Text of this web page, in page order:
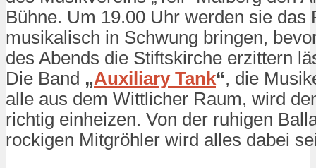
Bühne. Um 19.00 Uhr werden sie das
musikalisch in Schwung bringen,
des Abends die Stiftskirche erzittern
Die Band „Auxiliary Tank“, die
alle aus dem Wittlicher Raum, wird
richtig einheizen. Von der ruhigen
rockigen Mitgröhler wird alles dabei